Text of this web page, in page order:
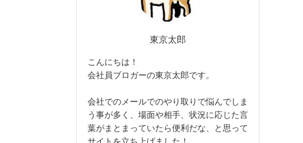
東京太郎
こんにちは！
会社員ブロガーの東京太郎です。
会社でのメールでのやり取りで悩んでしま
う事が多く、場面や相手、状況に応じた言
葉がまとまっていたら便利だな、と思って
サイトを立ち上げました！